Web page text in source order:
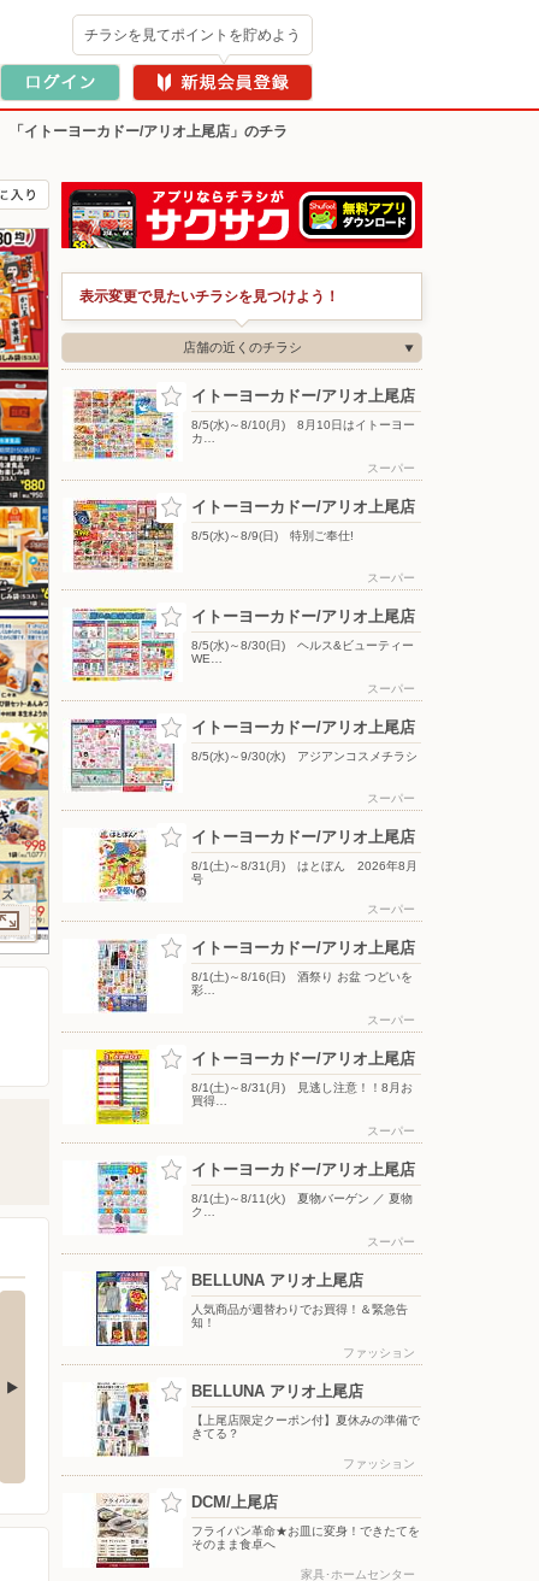
チラシを見てポイントを貯めよう
「イトーヨーカドー/アリオ上尾店」のチラ
アンコス
8/1(土)〜8/31(月) はとぼん 20
26年8月号
8/1(土)〜8/11(火) 夏物バーゲン
表示変更で見たいチラシを見つけよう！
店舗の近くのチラシ
イトーヨーカドー/アリオ上尾店
8/5(水)～8/10(月) 8月10日はイトーヨー
カ…
スーパー
イトーヨーカドー/アリオ上尾店
8/5(水)～8/9(日) 特別ご奉仕!
スーパー
イトーヨーカドー/アリオ上尾店
8/5(水)～8/30(日) ヘルス&ビューティー
WE…
スーパー
イトーヨーカドー/アリオ上尾店
8/5(水)～9/30(水) アジアンコスメチラシ
スーパー
イトーヨーカドー/アリオ上尾店
8/1(土)～8/31(月) はとぼん 2026年8月
号
スーパー
イトーヨーカドー/アリオ上尾店
8/1(土)～8/16(日) 酒祭り お盆 つどいを
彩…
スーパー
イトーヨーカドー/アリオ上尾店
8/1(土)～8/31(月) 見逃し注意！！8月お
買得…
スーパー
イトーヨーカドー/アリオ上尾店
8/1(土)～8/11(火) 夏物バーゲン ／ 夏物
ク…
スーパー
BELLUNA アリオ上尾店
人気商品が週替わりでお買得！＆緊急告
知！
ファッション
BELLUNA アリオ上尾店
【上尾店限定クーポン付】夏休みの準備で
きてる？
ファッション
DCM/上尾店
フライパン革命★お皿に変身！できたてを
そのまま食卓へ
家具･ホームセンター